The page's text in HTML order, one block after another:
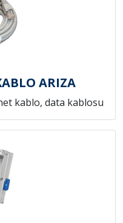
ARIZA
kablo, data kablosu